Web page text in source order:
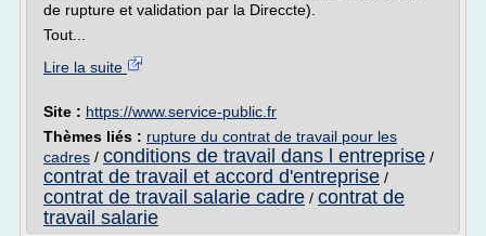
de rupture et validation par la Direccte).
Tout...
Lire la suite
Site : https://www.service-public.fr
Thèmes liés : rupture du contrat de travail pour les
cadres / conditions de travail dans l entreprise /
contrat de travail et accord d'entreprise /
contrat de travail salarie cadre / contrat de
travail salarie